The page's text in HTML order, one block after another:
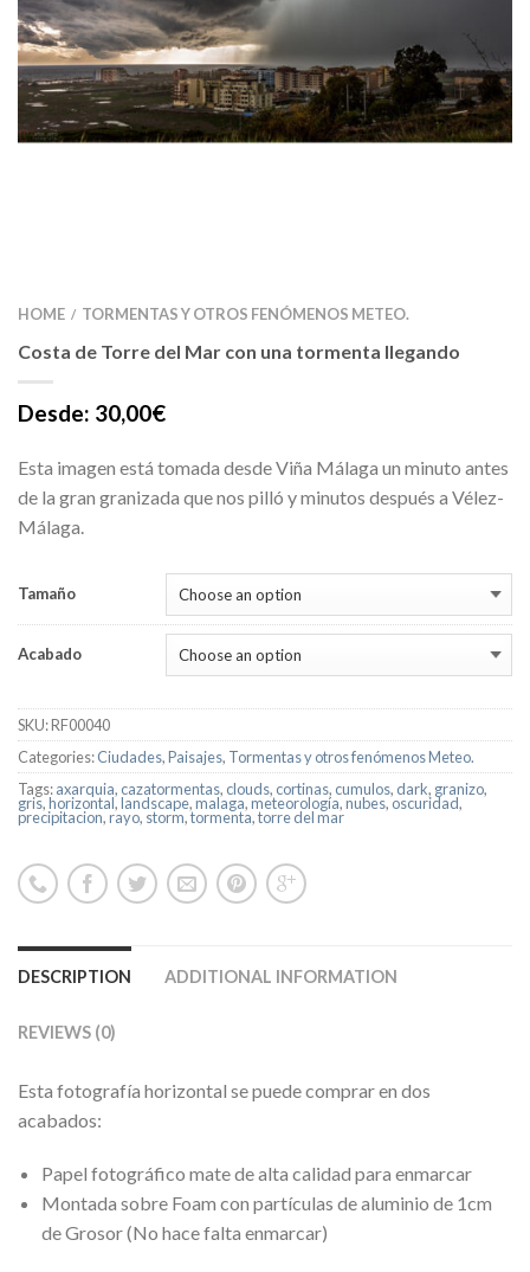
HOME / TORMENTAS Y OTROS FENÓMENOS METEO.
Costa de Torre del Mar con una tormenta llegando
Desde: 30,00€
Esta imagen está tomada desde Viña Málaga un minuto antes
de la gran granizada que nos pilló y minutos después a Vélez-
Málaga.
Tamaño
Acabado
SKU:RF00040
Categories:Ciudades,Paisajes, Tormentas y otros fenómenos Meteo.
Tags:axarquia, cazatormentas, clouds, cortinas, cumulos, dark, granizo,
gris,horizontal,landscape,malaga,meteorología,nubes,oscuridad,
precipitacion,rayo, storm,tormenta,torre del mar
DESCRIPTION ADDITIONAL INFORMATION
REVIEWS (0)
Esta fotografía horizontal se puede comprar en dos
acabados:
Papel fotográfico mate de alta calidad para enmarcar
Montada sobre Foam con partículas de aluminio de 1cm
de Grosor (No hace falta enmarcar)